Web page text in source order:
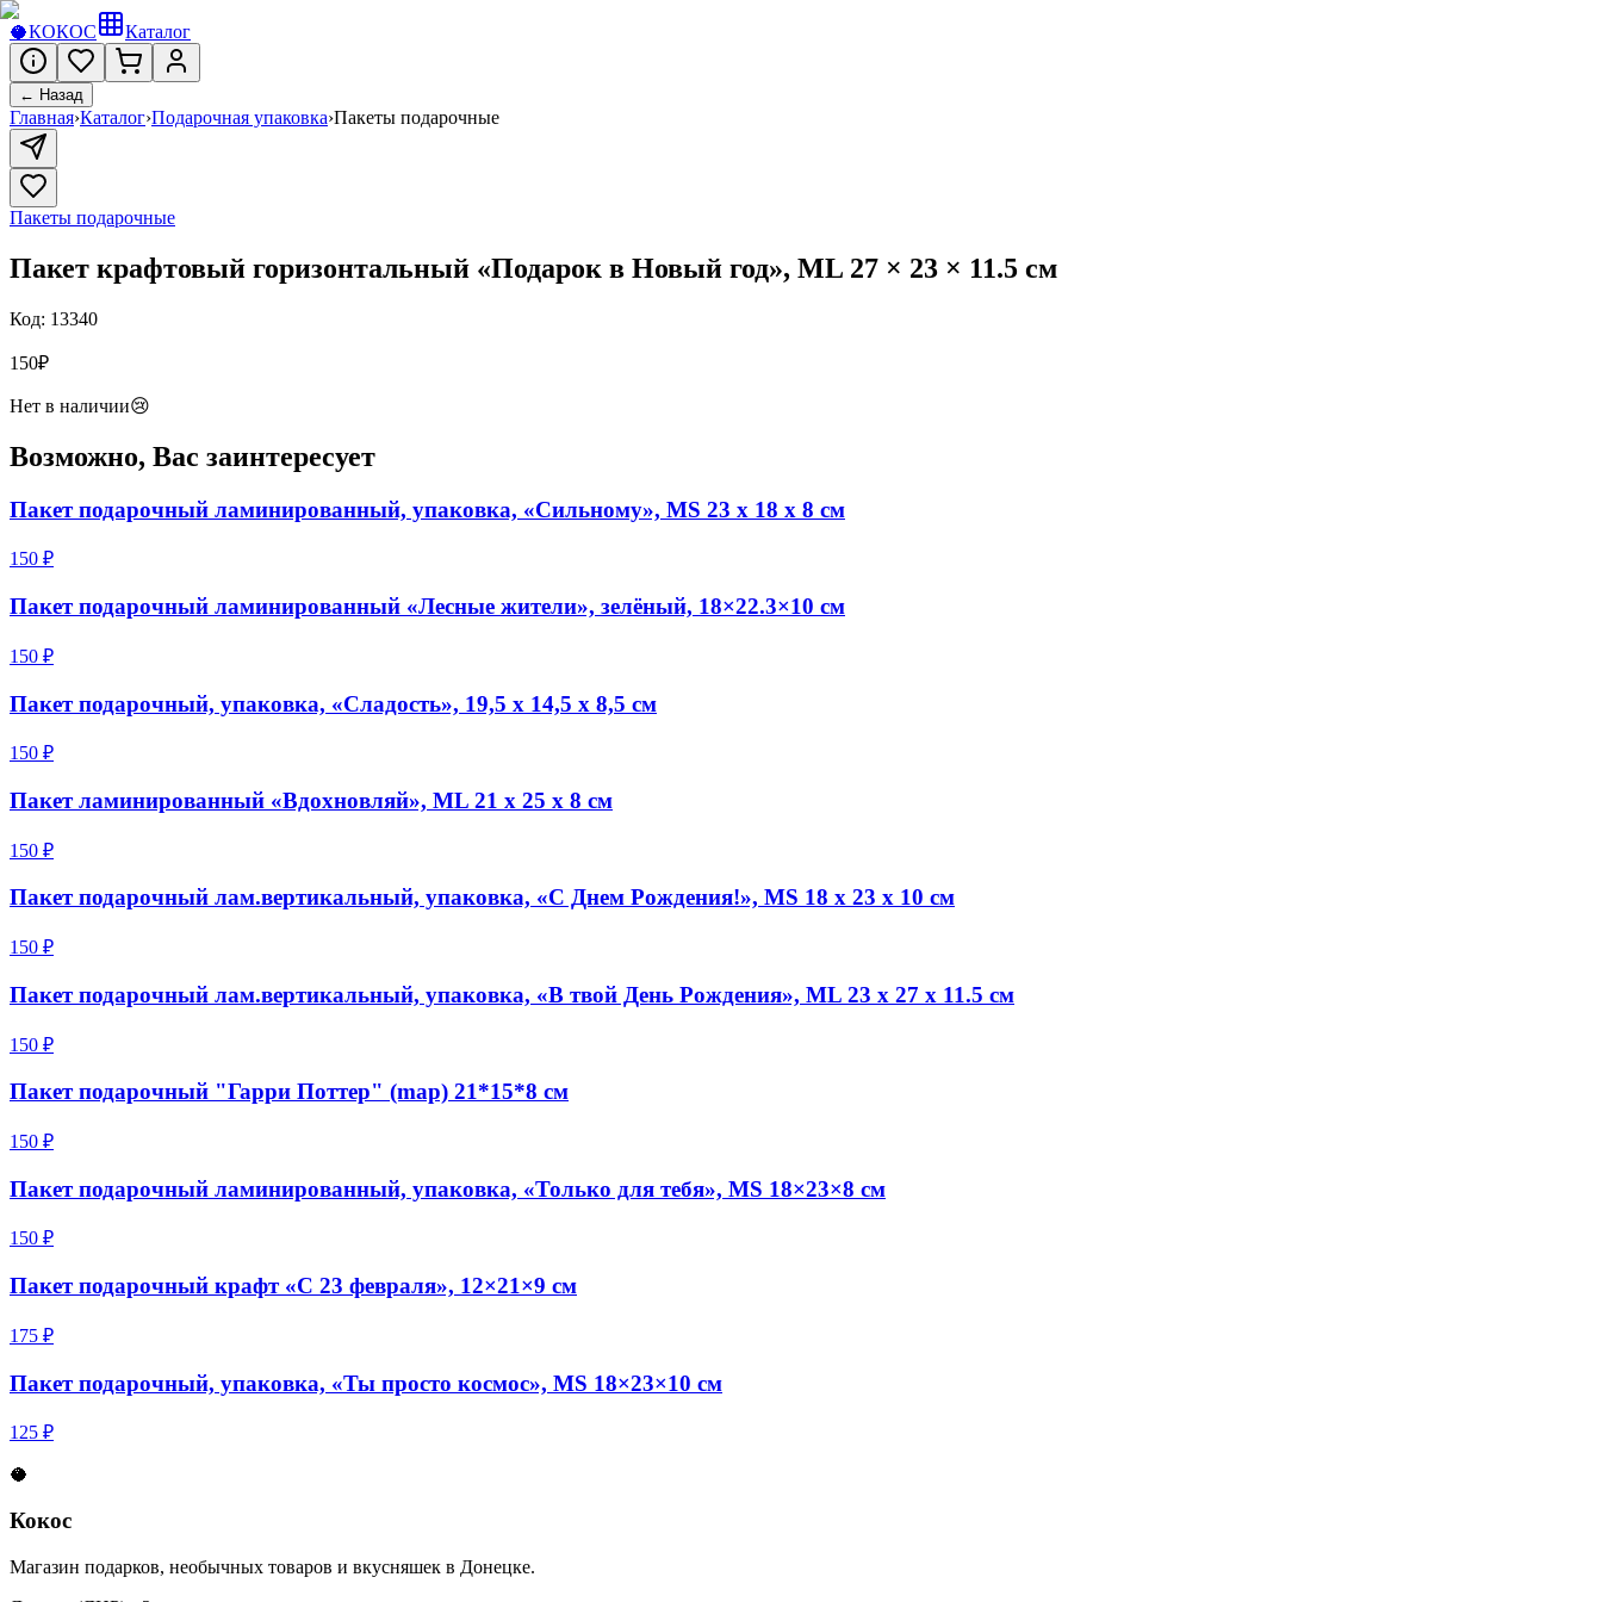
🥥КОКОС Каталог
← Назад
Главная›Каталог›Подарочная упаковка›Пакеты подарочные
Пакеты подарочные
Пакет крафтовый горизонтальный «Подарок в Новый год», ML 27 × 23 × 11.5 см
Код: 13340
150₽
Нет в наличии😢
Возможно, Вас заинтересует
Пакет подарочный ламинированный, упаковка, «Сильному», MS 23 х 18 х 8 см
150 ₽
Пакет подарочный ламинированный «Лесные жители», зелёный, 18×22.3×10 см
150 ₽
Пакет подарочный, упаковка, «Сладость», 19,5 х 14,5 х 8,5 см
150 ₽
Пакет ламинированный «Вдохновляй», ML 21 х 25 х 8 см
150 ₽
Пакет подарочный лам.вертикальный, упаковка, «С Днем Рождения!», MS 18 х 23 х 10 см
150 ₽
Пакет подарочный лам.вертикальный, упаковка, «В твой День Рождения», ML 23 х 27 х 11.5 см
150 ₽
Пакет подарочный "Гарри Поттер" (map) 21*15*8 см
150 ₽
Пакет подарочный ламинированный, упаковка, «Только для тебя», MS 18×23×8 см
150 ₽
Пакет подарочный крафт «С 23 февраля», 12×21×9 см
175 ₽
Пакет подарочный, упаковка, «Ты просто космос», MS 18×23×10 см
125 ₽
🥥
Кокос
Магазин подарков, необычных товаров и вкусняшек в Донецке.